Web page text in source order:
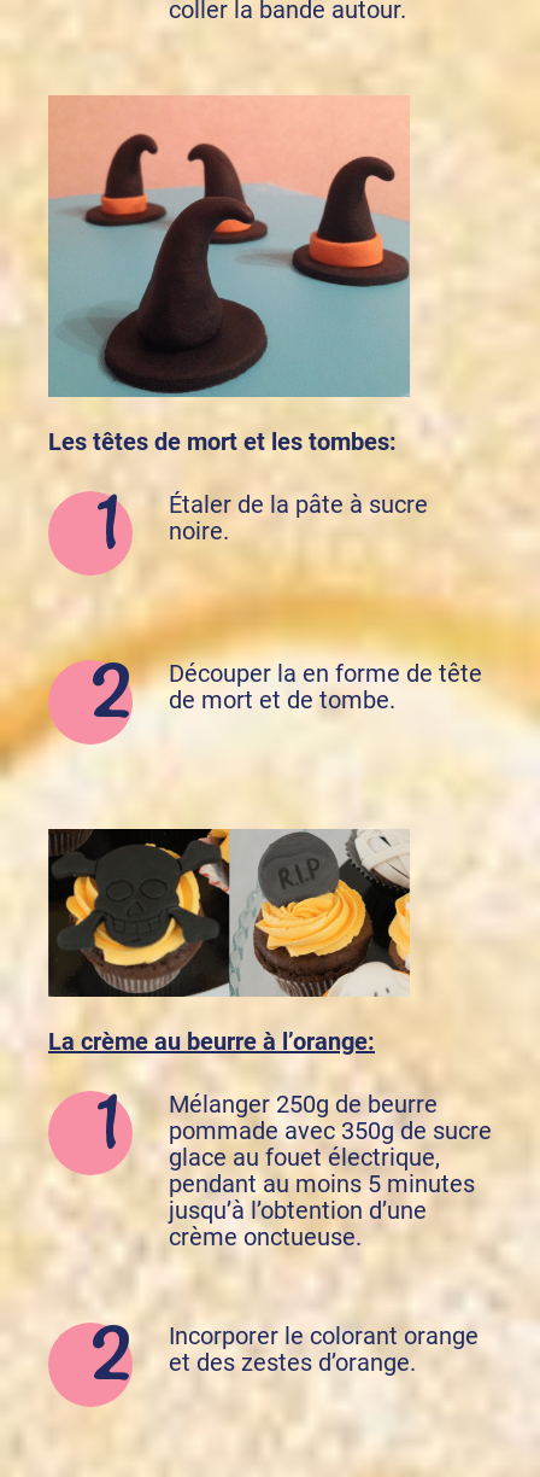
coller la bande autour.
Les têtes de mort et les tombes:
Étaler de la pâte à sucre
noire.
Découper la en forme de tête
de mort et de tombe.
La crème au beurre à l’orange:
Mélanger 250g de beurre
pommade avec 350g de sucre
glace au fouet électrique,
pendant au moins 5 minutes
jusqu’à l’obtention d’une
crème onctueuse.
Incorporer le colorant orange
et des zestes d’orange.